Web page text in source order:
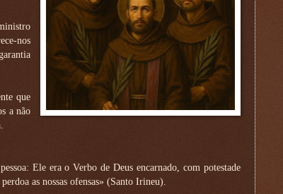
nos
que
a não
Ele era o Verbo de Deus encarnado, com potestade
as nossas ofensas» (Santo Irineu).